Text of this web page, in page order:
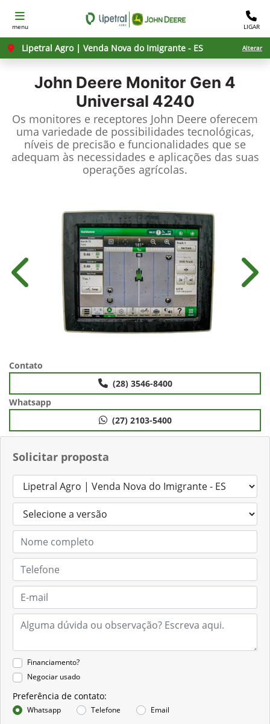
menu LIGAR
Lipetral Agro | Venda Nova do Imigrante - ES Alterar
John Deere Monitor Gen 4
Universal 4240
Os monitores e receptores John Deere oferecem
uma variedade de possibilidades tecnológicas,
níveis de precisão e funcionalidades que se
adequam às necessidades e aplicações das suas
operações agrícolas.
Solicitar proposta
Financiamento?
Negociar usado
Preferência de contato:
Whatsapp Telefone Email
Anterior
Contato
(28) 3546-8400
Whatsapp
(27) 2103-5400